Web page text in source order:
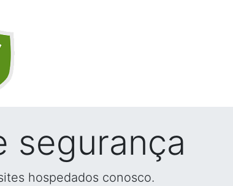
segurança
hospedados conosco.